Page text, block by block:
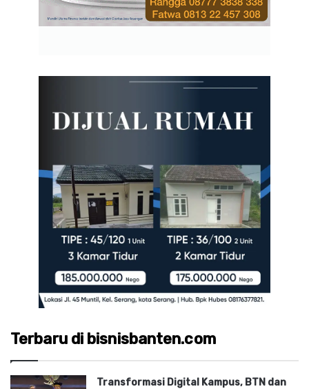
Terbaru di bisnisbanten.com
Transformasi Digital Kampus, BTN dan